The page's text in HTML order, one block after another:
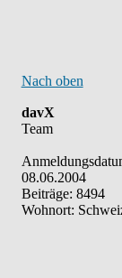
Nach oben
davX
Team
08.06.2004
Beiträge: 8494
Wohnort: